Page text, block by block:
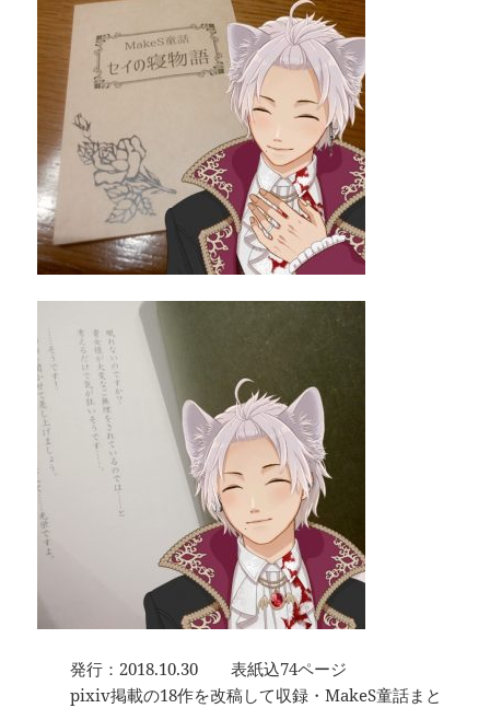
発行：2018.10.30 表紙込74ページ
pixiv掲載の18作を改稿して収録・MakeS童話まと